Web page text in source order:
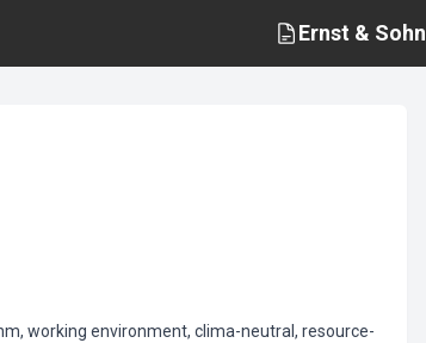
Ernst & Sohn
working environment, clima-neutral, resource-